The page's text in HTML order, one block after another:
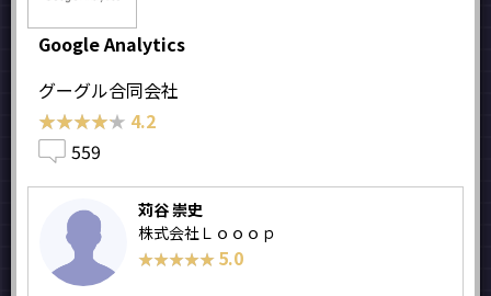
Google Analytics
グーグル合同会社
★★★★★
★★★★★ 4.2
559
苅谷 崇史
株式会社Ｌｏｏｏｐ
★★★★★
★★★★★ 5.0